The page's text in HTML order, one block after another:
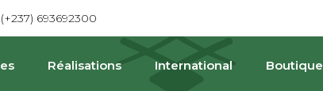
(+237) 693692300
Réalisations International Boutique